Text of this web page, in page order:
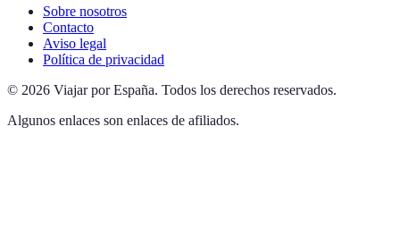
Sobre nosotros
Contacto
Aviso legal
Política de privacidad
© 2026 Viajar por España. Todos los derechos reservados.
Algunos enlaces son enlaces de afiliados.